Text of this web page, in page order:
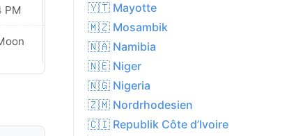
PM 06:24 PM
Waxing
Crescent
🇾🇹 Mayotte
🇲🇿 Mosambik
🇳🇦 Namibia
🇳🇪 Niger
🇳🇬 Nigeria
🇿🇲 Nordrhodesien
🇨🇮 Republik Côte d’Ivoire